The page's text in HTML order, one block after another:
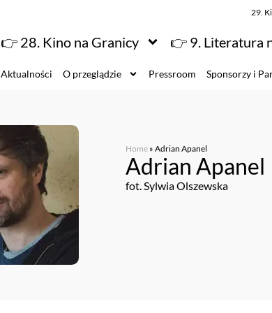
29.
👉 28. Kino na Granicy 👉 9. Literatura
Aktualności O przeglądzie Pressroom Sponsorzy i
Home »Adrian Apanel
Adrian Apanel
fot. Sylwia Olszewska